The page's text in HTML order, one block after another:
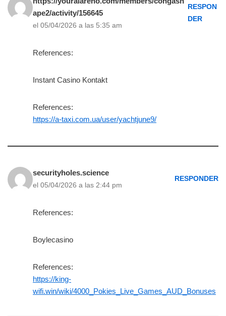
ape2/activity/156645
el 05/04/2026 a las 5:35 am
RESPON
DER
References:
Instant Casino Kontakt
References:
https://a-taxi.com.ua/user/yachtjune9/
securityholes.science
el 05/04/2026 a las 2:44 pm
RESPONDER
References:
Boylecasino
References:
https://king-
wifi.win/wiki/4000_Pokies_Live_Games_AUD_Bonuses